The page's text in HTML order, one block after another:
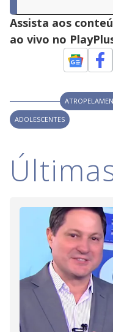
Assista aos
ao vivo no
ADOLESCENTES